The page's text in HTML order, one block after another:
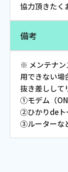
おトクなプラ
会社案内
お知らせ
サイトマップ
協力頂きたく
備考
※ メンテナン
用できない場
抜き差しして
①モデム（
②ひかりdeト
③ルーターな